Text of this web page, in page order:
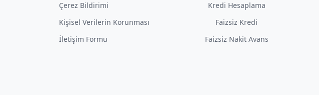
Çerez Bildirimi
Kişisel Verilerin Korunması
İletişim Formu
Kredi Hesaplama
Faizsiz Kredi
Faizsiz Nakit Avans